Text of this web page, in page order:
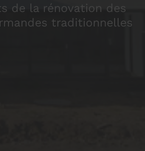
de la rénovation des
traditionnelles